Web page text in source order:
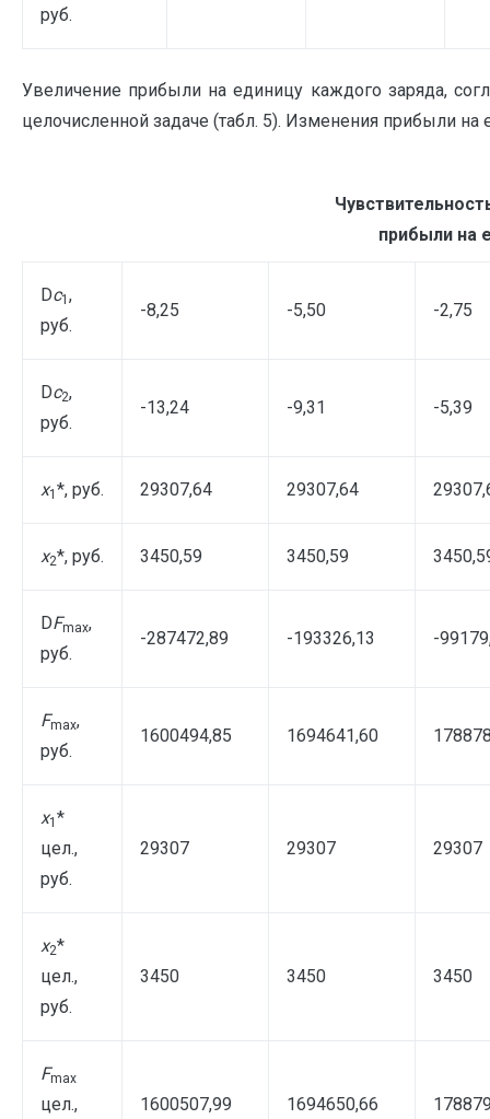
руб.
Увеличение прибыли на единицу каждого заряда,
целочисленной задаче (табл. 5). Изменения прибыли
прибыли на
Dс1 ,
руб.
-8,25 -5,50 -2,75
Dс2,
руб.
-13,24 -9,31 -5,39
x1 *, руб. 29307,64 29307,64
x2*, руб. 3450,59 3450,59
DFmax,
руб.
-287472,89 -193326,13 -
Fmax,
руб.
1600494,85 1694641,60
x1 *
цел.,
руб.
29307 29307 29307
x2*
цел.,
руб.
3450 3450 3450
Fmax
цел.,
1600507,99 1694650,66